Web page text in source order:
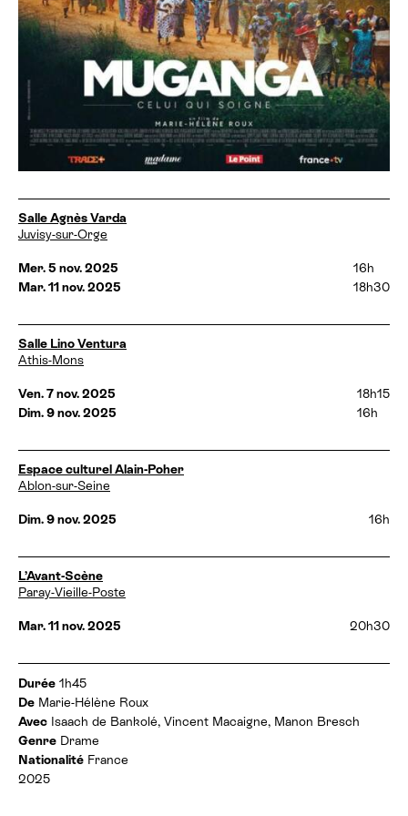
D
a
e
s
o
r
i
r
:
Salle Agnès Varda
Juvisy-sur-Orge
Mer. 5 nov. 2025
16h
Mar. 11 nov. 2025
18h30
D
a
e
s
o
r
i
e
s
:
Salle Lino Ventura
Athis-Mons
Ven. 7 nov. 2025
18h15
Dim. 9 nov. 2025
16h
D
a
e
h
o
a
r
e
s
Espace culturel Alain-Poher
Ablon-sur-Seine
Dim. 9 nov. 2025 16h
D
a
e
h
o
r
a
i
r
e
L’Avant-Scène
Paray-Vieille-Poste
Mar. 11 nov. 2025 20h30
I
n
f
o
r
m
a
Durée 1h45
De Marie-Hélène Roux
Avec Isaach de Bankolé, Vincent Macaigne, Manon Bresch
Genre Drame
Nationalité France
2025